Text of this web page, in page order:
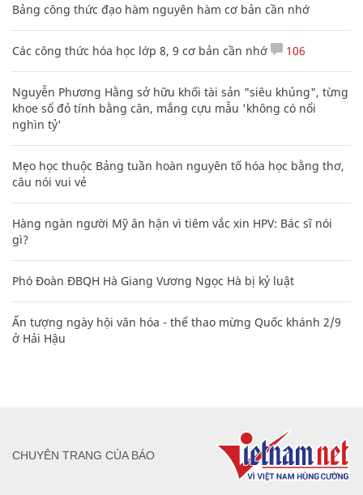
Bảng công thức đạo hàm nguyên hàm cơ bản cần nhớ
Các công thức hóa học lớp 8, 9 cơ bản cần nhớ 106
Nguyễn Phương Hằng sở hữu khối tài sản "siêu khủng", từng
khoe sổ đỏ tính bằng cân, mắng cựu mẫu 'không có nổi
nghìn tỷ'
Mẹo học thuộc Bảng tuần hoàn nguyên tố hóa học bằng thơ,
câu nói vui vẻ
Hàng ngàn người Mỹ ân hận vì tiêm vắc xin HPV: Bác sĩ nói
gì?
Phó Đoàn ĐBQH Hà Giang Vương Ngọc Hà bị kỷ luật
Ấn tượng ngày hội văn hóa - thể thao mừng Quốc khánh 2/9
ở Hải Hậu
CHUYÊN TRANG CỦA BÁO